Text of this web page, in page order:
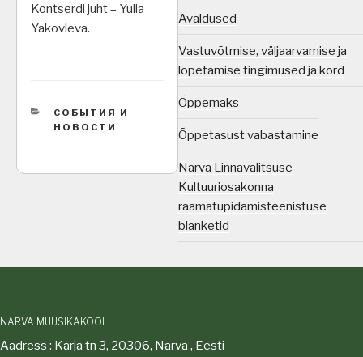
Kontserdi juht – Yulia
Yakovleva.
CATEGORIES
СОБЫТИЯ И
НОВОСТИ
Avaldused
Vastuvõtmise, väljaarvamise ja
lõpetamise tingimused ja kord
Õppemaks
Õppetasust vabastamine
Narva Linnavalitsuse
Kultuuriosakonna
raamatupidamisteenistuse
blanketid
NARVA MUUSIKAKOOL
Aadress : Karja tn 3, 20306, Narva , Eesti